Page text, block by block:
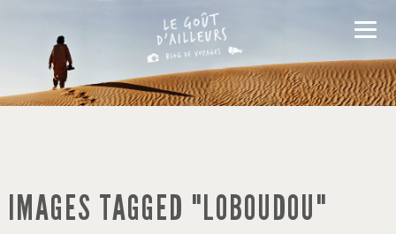
IMAGES TAGGED "LOBOUDOU"